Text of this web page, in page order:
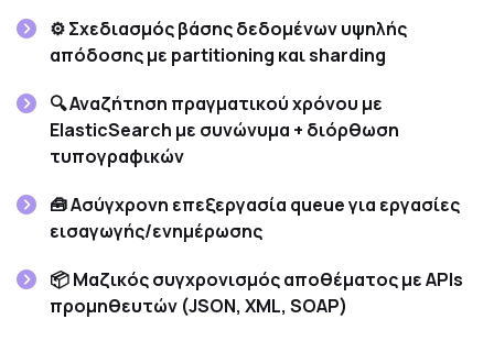
⚙️ Σχεδιασμός βάσης δεδομένων υψηλής
απόδοσης με partitioning και sharding
🔍 Αναζήτηση πραγματικού χρόνου με
ElasticSearch με συνώνυμα + διόρθωση
τυπογραφικών
🧰 Ασύγχρονη επεξεργασία queue για εργασίες
εισαγωγής/ενημέρωσης
📦 Μαζικός συγχρονισμός αποθέματος με APIs
προμηθευτών (JSON, XML, SOAP)